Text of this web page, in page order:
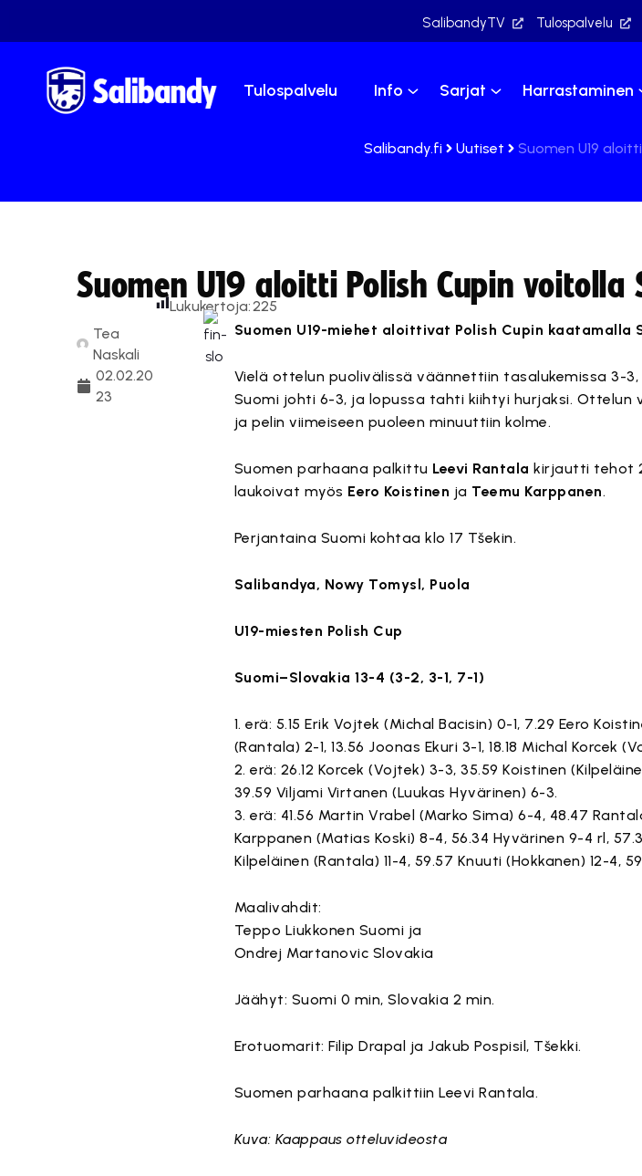
SalibandyTV Tulospalvelu
Tulospalvelu Info Sarjat Harrastaminen
Salibandy.fi Uutiset Suomen U19
Suomen U19 aloitti Polish Cupin voitolla
Tea
Naskali
02.02.20
23
Lukukertoja:225
Suomen U19-miehet aloittivat Polish Cupin kaatamalla
Vielä ottelun puolivälissä väännettiin tasalukemissa 3-
Suomi johti 6-3, ja lopussa tahti kiihtyi hurjaksi. Ottelun
ja pelin viimeiseen puoleen minuuttiin kolme.
Suomen parhaana palkittu Leevi Rantala kirjautti tehot
laukoivat myös Eero Koistinen ja Teemu Karppanen.
Perjantaina Suomi kohtaa klo 17 Tšekin.
Salibandya, Nowy Tomysl, Puola
U19-miesten Polish Cup
Suomi–Slovakia 13-4 (3-2, 3-1, 7-1)
1. erä: 5.15 Erik Vojtek (Michal Bacisin) 0-1, 7.29 Eero
(Rantala) 2-1, 13.56 Joonas Ekuri 3-1, 18.18 Michal Korcek
2. erä: 26.12 Korcek (Vojtek) 3-3, 35.59 Koistinen
39.59 Viljami Virtanen (Luukas Hyvärinen) 6-3.
3. erä: 41.56 Martin Vrabel (Marko Sima) 6-4, 48.47
Karppanen (Matias Koski) 8-4, 56.34 Hyvärinen 9-4 rl,
Kilpeläinen (Rantala) 11-4, 59.57 Knuuti (Hokkanen) 12-4,
Maalivahdit:
Teppo Liukkonen Suomi ja
Ondrej Martanovic Slovakia
Jäähyt: Suomi 0 min, Slovakia 2 min.
Erotuomarit: Filip Drapal ja Jakub Pospisil, Tšekki.
Suomen parhaana palkittiin Leevi Rantala.
Kuva: Kaappaus otteluvideosta